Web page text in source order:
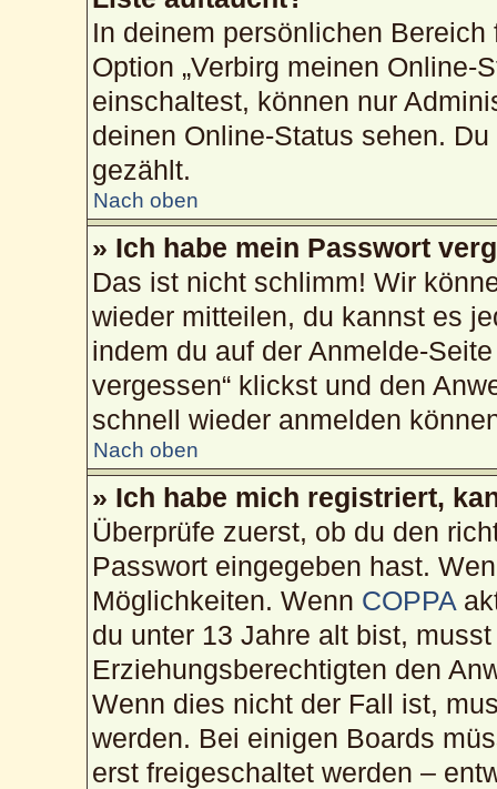
In deinem persönlichen
Option „Verbirg meinen Online-
einschaltest, können nur
deinen Online-Status sehen.
gezählt.
Nach oben
» Ich habe mein Passwort
Das ist nicht schlimm! Wir
wieder mitteilen, du kannst es
indem du auf der Anmelde-
vergessen“ klickst und den
schnell wieder anmelden
Nach oben
» Ich habe mich registriert,
Überprüfe zuerst, ob du den
Passwort eingegeben hast.
Möglichkeiten. Wenn COPPA
du unter 13 Jahre alt bist,
Erziehungsberechtigten den
Wenn dies nicht der Fall ist,
werden. Bei einigen Boards
erst freigeschaltet werden –